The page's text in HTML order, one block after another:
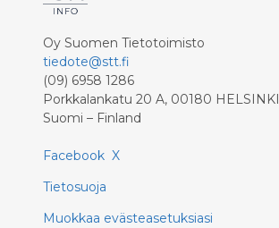
Oy Suomen Tietotoimisto
tiedote@stt.fi
(09) 6958 1286
Porkkalankatu 20 A, 00180 HELSINKI
Suomi – Finland
Facebook X
Tietosuoja
Muokkaa evästeasetuksiasi